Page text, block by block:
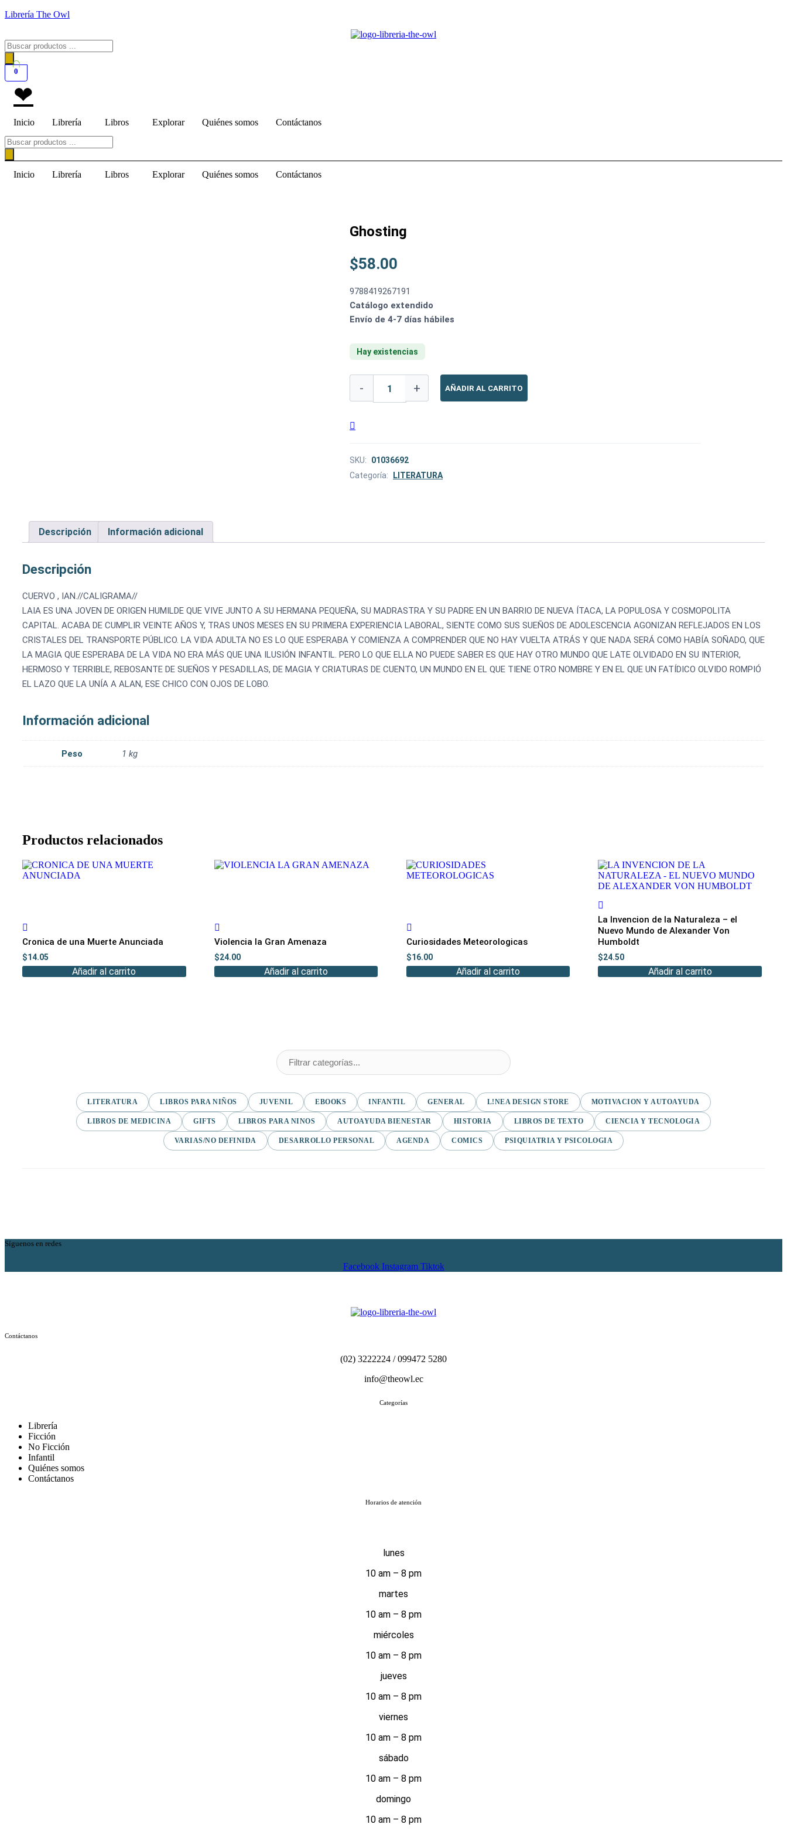
Saltar
Librería The Owl
Búsqueda
de
productos
0
❤
Inicio Librería Libros Explorar Quiénes somos
Contáctanos
Búsqueda
de
productos
Inicio
Librería Libros Explorar Quiénes somos Contáctanos
Ghosting
$58.00
9788419267191
Catálogo extendido
Envío de 4-7 días hábiles
Hay existencias
-
cantidad
+ AÑADIR AL CARRITO
SKU:
01036692
Categoría:
LITERATURA
Descripción Información adicional
Descripción
CUERVO , IAN.//CALIGRAMA//
LAIA ES UNA JOVEN DE ORIGEN HUMILDE QUE VIVE JUNTO A SU HERMANA PEQUEÑA, SU MADRASTRA Y SU PADRE EN UN BARRIO DE NUEVA ÍTACA, LA POPULOSA Y COSMOPOLITA
CAPITAL. ACABA DE CUMPLIR VEINTE AÑOS Y, TRAS UNOS MESES EN SU PRIMERA EXPERIENCIA LABORAL, SIENTE COMO SUS SUEÑOS DE ADOLESCENCIA AGONIZAN REFLEJADOS EN LOS
CRISTALES DEL TRANSPORTE PÚBLICO. LA VIDA ADULTA NO ES LO QUE ESPERABA Y COMIENZA A COMPRENDER QUE NO HAY VUELTA ATRÁS Y QUE NADA SERÁ COMO HABÍA SOÑADO, QUE
LA MAGIA QUE ESPERABA DE LA VIDA NO ERA MÁS QUE UNA ILUSIÓN INFANTIL. PERO LO QUE ELLA NO PUEDE SABER ES QUE HAY OTRO MUNDO QUE LATE OLVIDADO EN SU INTERIOR,
HERMOSO Y TERRIBLE, REBOSANTE DE SUEÑOS Y PESADILLAS, DE MAGIA Y CRIATURAS DE CUENTO, UN MUNDO EN EL QUE TIENE OTRO NOMBRE Y EN EL QUE UN FATÍDICO OLVIDO ROMPIÓ
EL LAZO QUE LA UNÍA A ALAN, ESE CHICO CON OJOS DE LOBO.
Información adicional
Peso 1 kg
Productos relacionados
Cronica de una Muerte Anunciada
$14.05
Añadir al carrito
Violencia la Gran Amenaza
$24.00
Añadir al carrito
Curiosidades Meteorologicas
$16.00
Añadir al carrito
La Invencion de la Naturaleza – el
Nuevo Mundo de Alexander Von
Humboldt
$24.50
Añadir al carrito
LITERATURA LIBROS PARA NIÑOS JUVENIL EBOOKS INFANTIL GENERAL L!NEA DESIGN STORE MOTIVACION Y AUTOAYUDA
LIBROS DE MEDICINA GIFTS LIBROS PARA NINOS AUTOAYUDA BIENESTAR HISTORIA LIBROS DE TEXTO CIENCIA Y TECNOLOGIA
VARIAS/NO DEFINIDA DESARROLLO PERSONAL AGENDA COMICS PSIQUIATRIA Y PSICOLOGIA
Síguenos en redes
Facebook Instagram Tiktok
Contáctanos
(02) 3222224 / 099472 5280
info@theowl.ec
Categorías
Librería
Ficción
No Ficción
Infantil
Quiénes somos
Contáctanos
Horarios de atención
lunes
10 am – 8 pm
martes
10 am – 8 pm
miércoles
10 am – 8 pm
jueves
10 am – 8 pm
viernes
10 am – 8 pm
sábado
10 am – 8 pm
domingo
10 am – 8 pm